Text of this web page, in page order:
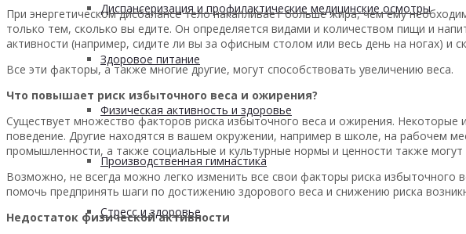
Диспансеризация и профилактические медицинские осмотры
Здоровое питание
Физическая активность и здоровье
Производственная гимнастика
Стресс и здоровье
При энергетическом дисбалансе тело накапливает больше жира, чем ему
только тем, сколько вы едите. Он определяется видами и количеством пищи и
активности (например, сидите ли вы за офисным столом или весь день на ногах) и
Все эти факторы, а также многие другие, могут способствовать увеличению веса.
Что повышает риск избыточного веса и ожирения?
Существует множество факторов риска избыточного веса и ожирения.
поведение. Другие находятся в вашем окружении, например в школе, на рабочем
промышленности, а также социальные и культурные нормы и ценности также могут
Возможно, не всегда можно легко изменить все свои факторы риска
помочь предпринять шаги по достижению здорового веса и снижению риска
Недостаток физической активности